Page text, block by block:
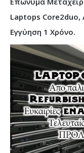
Laptops
Εγγύηση 1 Χρόνο.